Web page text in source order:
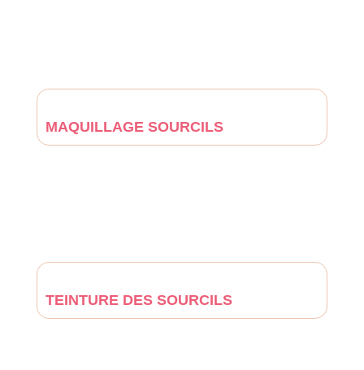
MAQUILLAGE SOURCILS
TEINTURE DES SOURCILS